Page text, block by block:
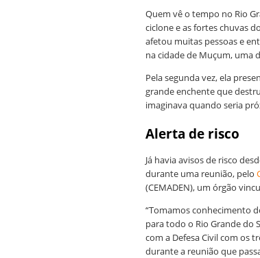
Quem vê o tempo no Rio
ciclone e as fortes chuvas
afetou muitas pessoas e
na cidade de Muçum, uma
Pela segunda vez, ela
grande enchente que
imaginava quando seria
Alerta de risco
Já havia avisos de risco
durante uma reunião, pelo
(CEMADEN), um órgão
“Tomamos conhecimento
para todo o Rio Grande do
com a Defesa Civil com os
durante a reunião que